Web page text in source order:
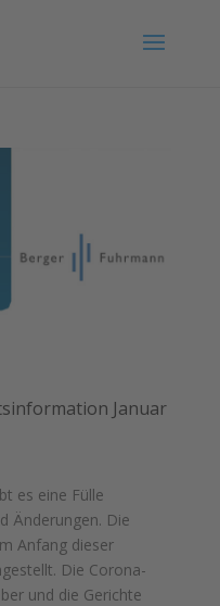
Januar
es eine Fülle
Änderungen. Die
Anfang dieser
Die Corona-
und die Gerichte